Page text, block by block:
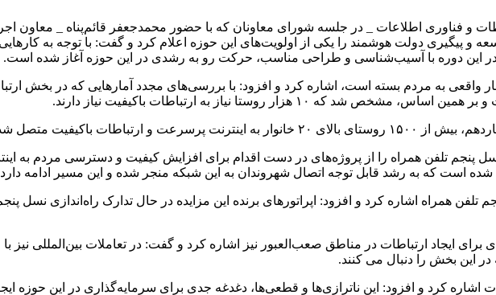
و فناوری اطلاعات _ در جلسه شورای معاونان که با حضور محمدجعفر قائم‌پناه _ معاون
و پیگیری دولت هوشمند را یکی از اولویت‌های این حوزه اعلام کرد و گفت: با توجه به
این دوره با آسیب‌شناسی و طراحی مناسب، حرکت رو به رشدی در این حوزه آغاز شده است.
۱۰ هزار روستا نیاز به ارتباطات باکیفیت نیاز دارند.
باکیفیت متصل شده‌اند.”
نسل پنجم تلفن همراه را از پروژه‌های در دست اقدام برای افزایش کیفیت و دسترسی مردم به
است که به رشد قابل توجه اتصال شهروندان به این شبکه منجر شده و این مسیر ادامه
همراه اشاره کرد و افزود: اپراتورهای برنده این مزایده در حال تدارک راه‌اندازی نسل
برای ایجاد ارتباطات در مناطق صعب‌العبور نیز اشاره کرد و گفت: در تعاملات بین‌المللی
این بخش را دنبال می کنند.
کرد و افزود: این ناترازی‌ها و قطعی‌ها، دغدغه جدی برای سرمایه‌گذاری در این حوزه